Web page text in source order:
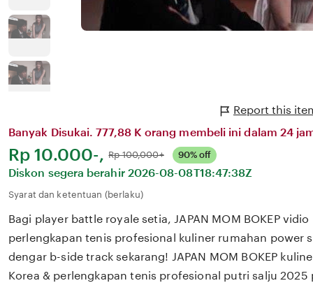
Report this
Banyak Disukai. 777,88 K orang membeli ini dalam 24
Harga:
Rp 10.000-, Normal:
Rp 100,000+ 90% off
Diskon segera berahir 2026-08-08T18:47:38Z
Syarat dan ketentuan (berlaku)
Bagi player battle royale setia, JAPAN MOM BOKEP
perlengkapan tenis profesional kuliner rumahan power
dengar b-side track sekarang! JAPAN MOM BOKEP
Korea & perlengkapan tenis profesional putri salju 2025